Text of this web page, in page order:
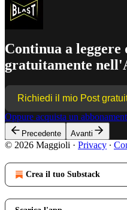
Continua a leggere
gratuitamente
Richiedi il mio Post
Oppure acquista un
Precedente Avanti
© 2026 Maggioli · Privacy ∙
Crea il tuo Substack